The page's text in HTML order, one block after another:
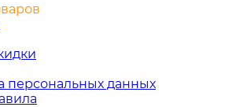
персональных данных